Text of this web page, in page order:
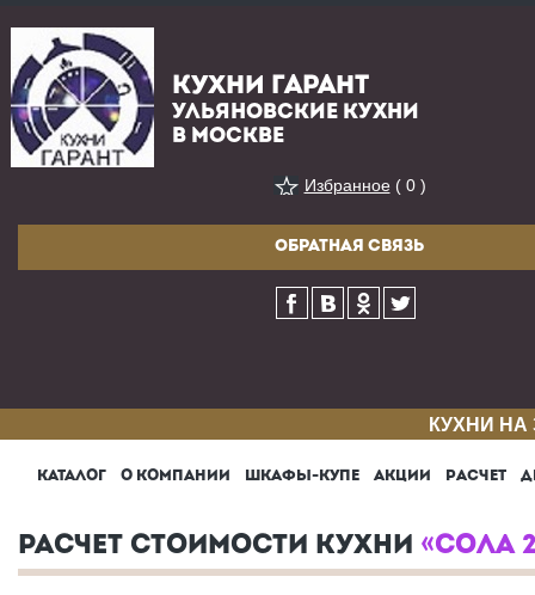
КУХНИ ГАРАНТ
УЛЬЯНОВСКИЕ КУХНИ
В МОСКВЕ
Избранное( 0 )
ОБРАТНАЯ СВЯЗЬ
КУХНИ
КАТАЛОГ О КОМПАНИИ ШКАФЫ-КУПЕ АКЦИИ РАСЧЕТ
РАСЧЕТ СТОИМОСТИ КУХНИ «СОЛА